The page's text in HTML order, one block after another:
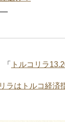
「 トルコリラ
ラはトルコ経済